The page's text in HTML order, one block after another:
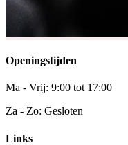
Openingstijden
Ma - Vrij: 9:00 tot 17:00
Za - Zo: Gesloten
Links